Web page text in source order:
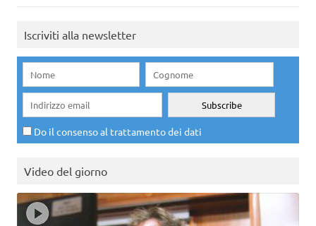
Iscriviti alla newsletter
Do il consenso al trattamento dei dati
Video del giorno